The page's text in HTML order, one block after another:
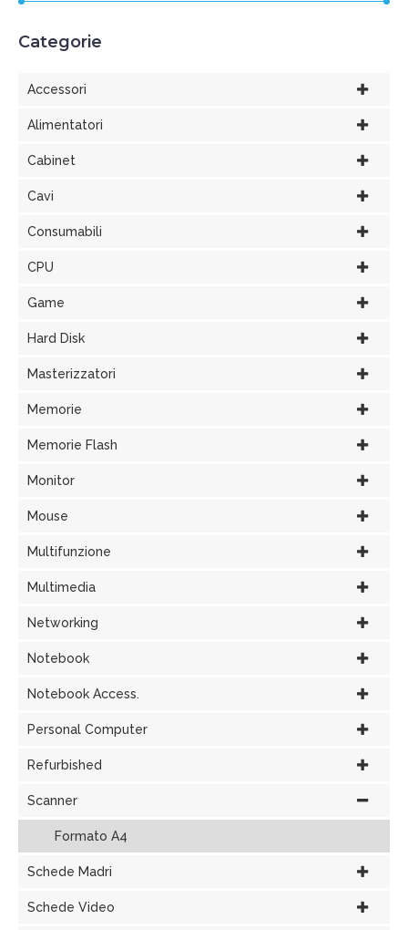
Categorie
Accessori
Alimentatori
Cabinet
Cavi
Consumabili
CPU
Game
Hard Disk
Masterizzatori
Memorie
Memorie Flash
Monitor
Mouse
Multifunzione
Multimedia
Networking
Notebook
Notebook Access.
Personal Computer
Refurbished
Scanner
Formato A4
Schede Madri
Schede Video